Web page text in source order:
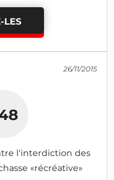
LES
26/11/2015
l'interdiction des
«récréative»